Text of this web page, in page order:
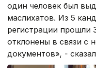
один человек был
маслихатов. Из 5
регистрации прошли
отклонены в связи с
документов», -